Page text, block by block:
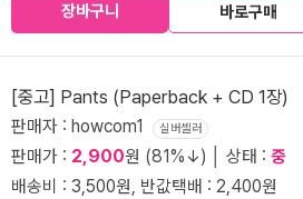
장바구니 바로구매
[중고] Pants (Paperback + CD 1장)
판매자 : howcom1 실버셀러
판매가 : 2,900원 (81%↓) │ 상태 : 중
배송비 : 3,500원, 반값택배 : 2,400원